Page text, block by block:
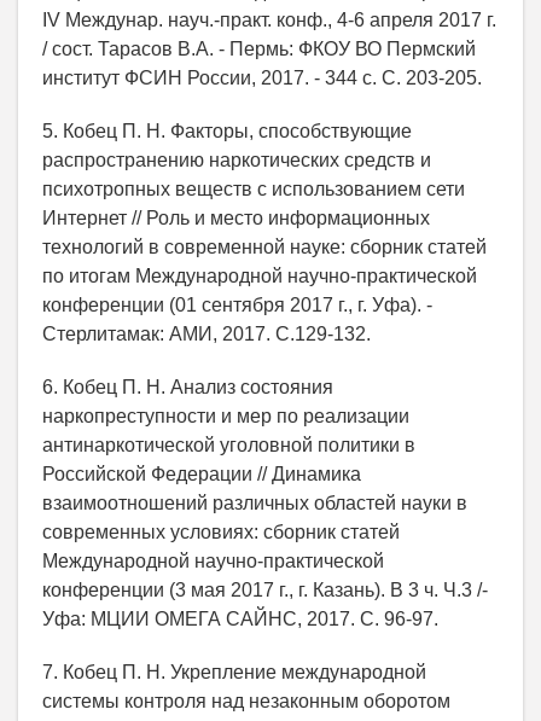
IV Междунар. науч.-практ. конф., 4-6 апреля 2017 г.
/ сост. Тарасов В.А. - Пермь: ФКОУ ВО Пермский
институт ФСИН России, 2017. - 344 с. С. 203-205.
5. Кобец П. Н. Факторы, способствующие
распространению наркотических средств и
психотропных веществ с использованием сети
Интернет // Роль и место информационных
технологий в современной науке: сборник статей
по итогам Международной научно-практической
конференции (01 сентября 2017 г., г. Уфа). -
Стерлитамак: АМИ, 2017. С.129-132.
6. Кобец П. Н. Анализ состояния
наркопреступности и мер по реализации
антинаркотической уголовной политики в
Российской Федерации // Динамика
взаимоотношений различных областей науки в
современных условиях: сборник статей
Международной научно-практической
конференции (3 мая 2017 г., г. Казань). В 3 ч. Ч.3 /-
Уфа: МЦИИ ОМЕГА САЙНС, 2017. С. 96-97.
7. Кобец П. Н. Укрепление международной
системы контроля над незаконным оборотом